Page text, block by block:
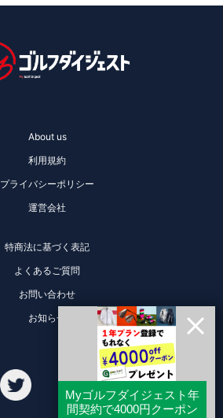
About us
利用規約
プライバシーポリシー
運営会社
特商法に基づく表記
よくあるご質問
お問い合わせ
お知らせ